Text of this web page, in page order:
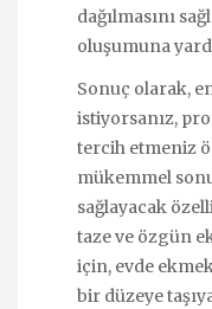
dağılmasını
oluşumuna
Sonuç olarak,
istiyorsanız,
tercih etmeniz
mükemmel
sağlayacak
taze ve özgün
için, evde
bir düzeye